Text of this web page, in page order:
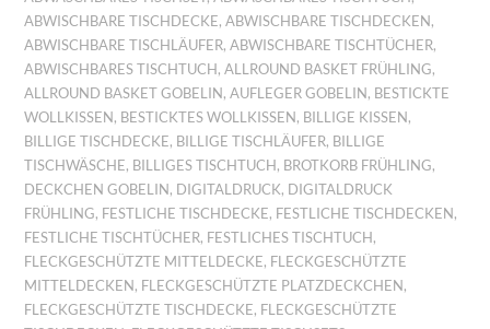
ABWISCHBARE TISCHDECKE,ABWISCHBARE TISCHDECKEN ,
ABWISCHBARE TISCHLÄUFER,ABWISCHBARE TISCHTÜCHER,
ABWISCHBARES TISCHTUCH ,ALLROUND BASKET FRÜHLING,
ALLROUND BASKET GOBELIN ,AUFLEGER GOBELIN , BESTICKTE
WOLLKISSEN , BESTICKTES WOLLKISSEN , BILLIGE KISSEN ,
BILLIGE TISCHDECKE, BILLIGE TISCHLÄUFER, BILLIGE
TISCHWÄSCHE, BILLIGES TISCHTUCH , BROTKORB FRÜHLING,
DECKCHEN GOBELIN , DIGITALDRUCK, DIGITALDRUCK
FRÜHLING, FESTLICHE TISCHDECKE, FESTLICHE TISCHDECKEN ,
FESTLICHE TISCHTÜCHER, FESTLICHES TISCHTUCH ,
FLECKGESCHÜTZTE MITTELDECKE, FLECKGESCHÜTZTE
MITTELDECKEN , FLECKGESCHÜTZTE PLATZDECKCHEN ,
FLECKGESCHÜTZTE TISCHDECKE, FLECKGESCHÜTZTE